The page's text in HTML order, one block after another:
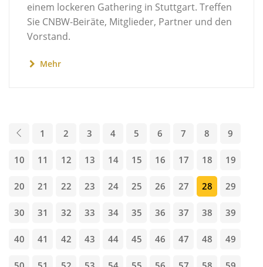
einem lockeren Gathering in Stuttgart. Treffen
Sie CNBW-Beiräte, Mitglieder, Partner und den
Vorstand.
Mehr
1 2 3 4 5 6 7 8 9
10 11 12 13 14 15 16 17 18 19
20 21 22 23 24 25 26 27 28 29
30 31 32 33 34 35 36 37 38 39
40 41 42 43 44 45 46 47 48 49